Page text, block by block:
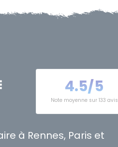
4.5/5
Note moyenne sur 133 avis
à Rennes, Paris et